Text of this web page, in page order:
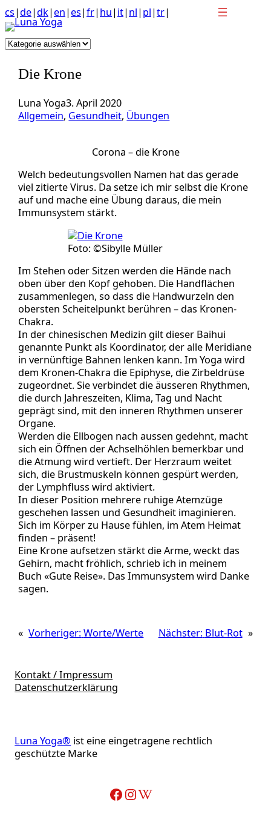
Anchor
link
to
top
page
Zum
Inhalt
springen
cs|de|dk| en| es|fr| hu| it| nl| pl|tr|
Kategorien
Die Krone
Luna Yoga3. April 2020
Allgemein, Gesundheit, Übungen
Corona – die Krone
Welch bedeutungsvollen Namen hat das gerade
viel zitierte Virus. Da setze ich mir selbst die Krone
auf und mache eine Übung daraus, die mein
Immunsystem stärkt.
Foto: ©Sibylle Müller
Im Stehen oder Sitzen werden die Hände nach
oben über den Kopf gehoben. Die Handflächen
zusammenlegen, so dass die Handwurzeln den
obersten Scheitelpunkt berühren – das Kronen-
Chakra.
In der chinesischen Medizin gilt dieser Baihui
genannte Punkt als Koordinator, der alle Meridiane
in vernünftige Bahnen lenken kann. Im Yoga wird
dem Kronen-Chakra die Epiphyse, die Zirbeldrüse
zugeordnet. Sie verbindet die äusseren Rhythmen,
die durch Jahreszeiten, Klima, Tag und Nacht
geprägt sind, mit den inneren Rhythmen unserer
Organe.
Werden die Ellbogen nach aussen gedehnt, macht
sich ein Öffnen der Achselhöhlen bemerkbar und
die Atmung wird vertieft. Der Herzraum weitet
sich, die Brustmuskeln können gespürt werden,
der Lymphfluss wird aktiviert.
In dieser Position mehrere ruhige Atemzüge
geschehen lassen und Gesundheit imaginieren.
Sich im Körper zu Hause fühlen, im Atem Heimat
finden – präsent!
Eine Krone aufsetzen stärkt die Arme, weckt das
Gehirn, macht fröhlich, schrieb ich in meinem
Buch «Gute Reise». Das Immunsystem wird Danke
sagen.
« Vorheriger:Worte/Werte Nächster: Blut-Rot »
Kontakt / Impressum
Datenschutzerklärung
Luna Yoga® ist eine eingetragene rechtlich
geschützte Marke
Facebook InstagramWikipedia-Artikel über Adelheid Ohlig